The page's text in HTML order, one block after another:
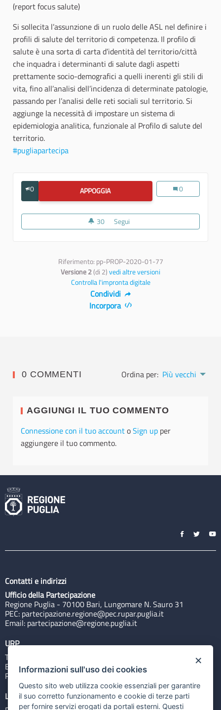
(report focus salute)
Si sollecita l’assunzione di un ruolo delle ASL nel definire i
profili di salute del territorio di competenza. Il profilo di
salute è una sorta di carta d’identità del territorio/città
che inquadra i determinanti di salute dagli aspetti
prettamente socio-demografici a quelli inerenti gli stili di
vita, fino all’analisi dell’incidenza di determinate patologie,
passando per l’analisi delle reti sociali sul territorio. Si
aggiunge la necessità di impostare un sistema di
epidemiologia analitica, funzionale al Profilo di salute del
territorio.
#pugliapartecipa
0 APPOGGIAIL “PROFILO DI SALUTE DELLA CITTÀ”
Il “Profilo di
0
30 30 sostenitori
Segui
Riferimento: pp-PROP-2020-01-77
Versione 2(di 2)vedi altre versioni
Controlla l'impronta digitale
Condividi
Incorpora
0 COMMENTI Ordina per: Più vecchi
AGGIUNGI IL TUO COMMENTO
Connessione con il tuo accountoSign up per
aggiungere il tuo commento.
Contatti e indirizzi
Ufficio della Partecipazione
Regione Puglia - 70100 Bari, Lungomare N. Sauro 31
PEC: partecipazione.regione@pec.rupar.puglia.it
Email: partecipazione@regione.puglia.it
URP
Tel: 800713939
Email:quiregione@regione.puglia.it
Rubrica
Link utili
×
Informazioni sull'uso dei cookies
Questo sito web utilizza cookie essenziali per garantire
il suo corretto funzionamento e cookie di terze parti
per fornire servizi erogati da portali esterni. Questi